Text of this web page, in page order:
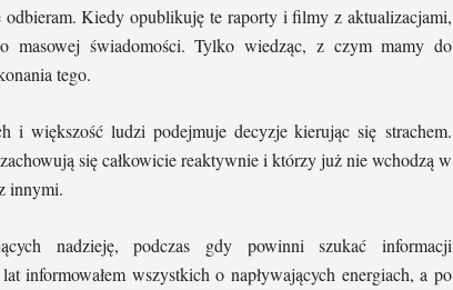
odbieram. Kiedy opublikuję te raporty i filmy z aktualizacjami,
masowej świadomości. Tylko wiedząc, z czym mamy do
tego.
i większość ludzi podejmuje decyzje kierując się strachem.
się całkowicie reaktywnie i którzy już nie wchodzą w
innymi.
nadzieję, podczas gdy powinni szukać informacji
informowałem wszystkich o napływających energiach, a po